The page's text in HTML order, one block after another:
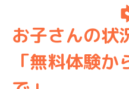
お子さんの状
「無料体験